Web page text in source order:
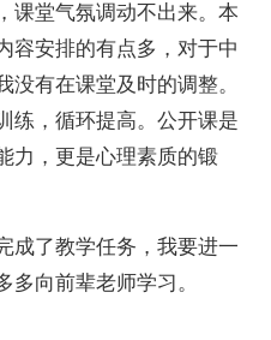
课堂气氛调动不出来。本
容安排的有点多，对于中
有在课堂及时的调整。
练，循环提高。公开课是
力，更是心理素质的锻
了教学任务，我要进一
多向前辈老师学习。